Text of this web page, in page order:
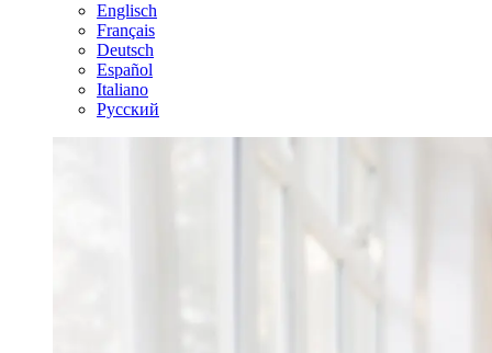
Englisch
Français
Deutsch
Español
Italiano
Pусский